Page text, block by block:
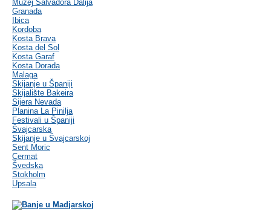
Muzej Salvadora Dalija
Granada
Ibica
Kordoba
Kosta Brava
Kosta del Sol
Kosta Garaf
Kosta Dorada
Malaga
Skijanje u Španiji
Skijalište Bakeira
Sijera Nevada
Planina La Pinilja
Festivali u Španiji
Švajcarska
Skijanje u Švajcarskoj
Sent Moric
Cermat
Švedska
Stokholm
Upsala